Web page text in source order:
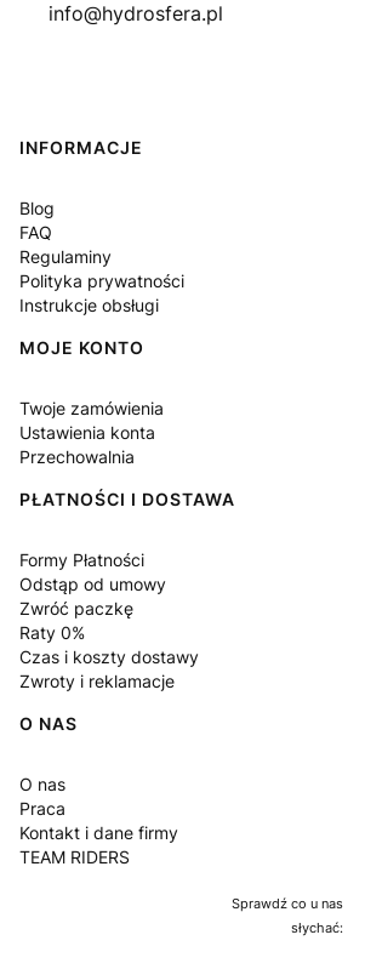
info@hydrosfera.pl
Linki w stopce
INFORMACJE
Blog
FAQ
Regulaminy
Polityka prywatności
Instrukcje obsługi
MOJE KONTO
Twoje zamówienia
Ustawienia konta
Przechowalnia
PŁATNOŚCI I DOSTAWA
Formy Płatności
Odstąp od umowy
Zwróć paczkę
Raty 0%
Czas i koszty dostawy
Zwroty i reklamacje
O NAS
O nas
Praca
Kontakt i dane firmy
TEAM RIDERS
Sprawdź co u nas
słychać: